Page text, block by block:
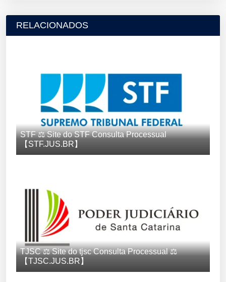
RELACIONADOS
STF ⚖️ Site do STF Consulta Processual
【STF.JUS.BR】
TJSC ⚖️ Site do tjsc Consulta Processual ⚖️
【TJSC.JUS.BR】